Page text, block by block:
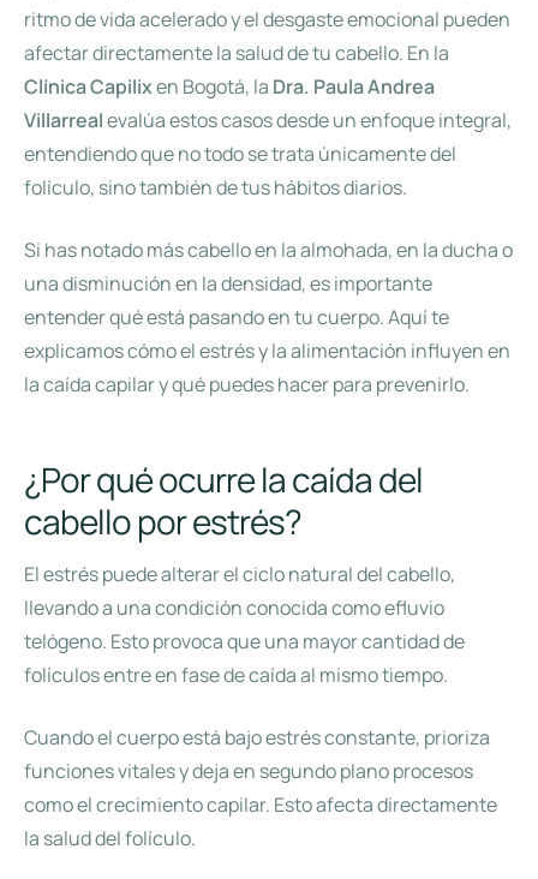
ritmo de vida acelerado y el desgaste emocional pueden
afectar directamente la salud de tu cabello. En la
Clínica Capilixen Bogotá, la Dra. Paula Andrea
Villarrealevalúa estos casos desde un enfoque integral,
entendiendo que no todo se trata únicamente del
folículo, sino también de tus hábitos diarios.
Si has notado más cabello en la almohada, en la ducha o
una disminución en la densidad, es importante
entender qué está pasando en tu cuerpo. Aquí te
explicamos cómo el estrés y la alimentación influyen en
la caída capilar y qué puedes hacer para prevenirlo.
¿Por qué ocurre la caída del
cabello por estrés?
El estrés puede alterar el ciclo natural del cabello,
llevando a una condición conocida como efluvio
telógeno. Esto provoca que una mayor cantidad de
folículos entre en fase de caída al mismo tiempo.
Cuando el cuerpo está bajo estrés constante, prioriza
funciones vitales y deja en segundo plano procesos
como el crecimiento capilar. Esto afecta directamente
la salud del folículo.